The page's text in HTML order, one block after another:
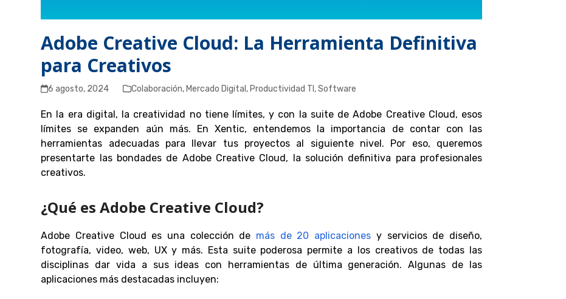
Adobe Creative Cloud: La Herramienta Definitiva
para Creativos
6 agosto, 2024 Colaboración, Mercado Digital , Productividad TI ,Software
En la era digital, la creatividad no tiene límites, y con la suite de Adobe Creative Cloud, esos
límites se expanden aún más. En Xentic, entendemos la importancia de contar con las
herramientas adecuadas para llevar tus proyectos al siguiente nivel. Por eso, queremos
presentarte las bondades de Adobe Creative Cloud, la solución definitiva para profesionales
creativos.
¿Qué es Adobe Creative Cloud?
Adobe Creative Cloud es una colección de más de 20 aplicaciones y servicios de diseño,
fotografía, video, web, UX y más. Esta suite poderosa permite a los creativos de todas las
disciplinas dar vida a sus ideas con herramientas de última generación. Algunas de las
aplicaciones más destacadas incluyen: